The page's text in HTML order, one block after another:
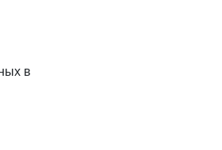
в